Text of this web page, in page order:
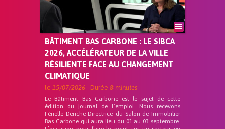
BÂTIMENT BAS CARBONE : LE SIBCA
2026, ACCÉLÉRATEUR DE LA VILLE
RÉSILIENTE FACE AU CHANGEMENT
CLIMATIQUE
le 15/07/2026 - Durée 8 minutes
Le Bâtiment Bas Carbone est le sujet de cette
édition du journal de l’emploi. Nous recevons
Férielle Deriche Directrice du Salon de Immobilier
Bas Carbone qui aura lieu du 01 au 03 septembre.